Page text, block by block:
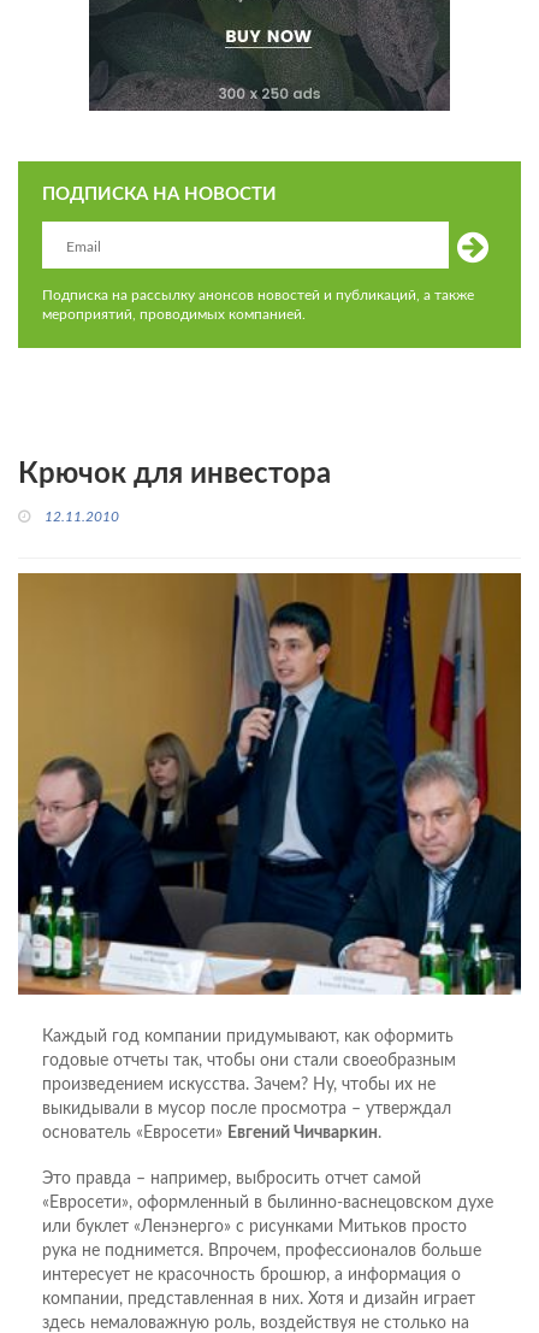
ПОДПИСКА НА НОВОСТИ
Подписка на рассылку анонсов новостей и публикаций, а также
мероприятий, проводимых компанией.
Крючок для инвестора
12.11.2010
Каждый год компании придумывают, как оформить
годовые отчеты так, чтобы они стали своеобразным
произведением искусства. Зачем? Ну, чтобы их не
выкидывали в мусор после просмотра – утверждал
основатель «Евросети» Евгений Чичваркин.
Это правда – например, выбросить отчет самой
«Евросети», оформленный в былинно-васнецовском духе
или буклет «Ленэнерго» с рисунками Митьков просто
рука не поднимется. Впрочем, профессионалов больше
интересует не красочность брошюр, а информация о
компании, представленная в них. Хотя и дизайн играет
здесь немаловажную роль, воздействуя не столько на